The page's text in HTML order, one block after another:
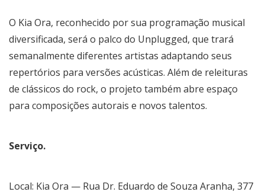
O Kia Ora, reconhecido por sua programação musical
diversificada, será o palco do Unplugged, que trará
semanalmente diferentes artistas adaptando seus
repertórios para versões acústicas. Além de releituras
de clássicos do rock, o projeto também abre espaço
para composições autorais e novos talentos.
Serviço.
Local: Kia Ora — Rua Dr. Eduardo de Souza Aranha, 377